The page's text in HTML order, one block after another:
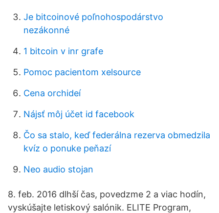
Je bitcoinové poľnohospodárstvo
nezákonné
1 bitcoin v inr grafe
Pomoc pacientom xelsource
Cena orchideí
Nájsť môj účet id facebook
Čo sa stalo, keď federálna rezerva obmedzila
kvíz o ponuke peňazí
Neo audio stojan
8. feb. 2016 dlhší čas, povedzme 2 a viac hodín,
vyskúšajte letiskový salónik. ELITE Program,